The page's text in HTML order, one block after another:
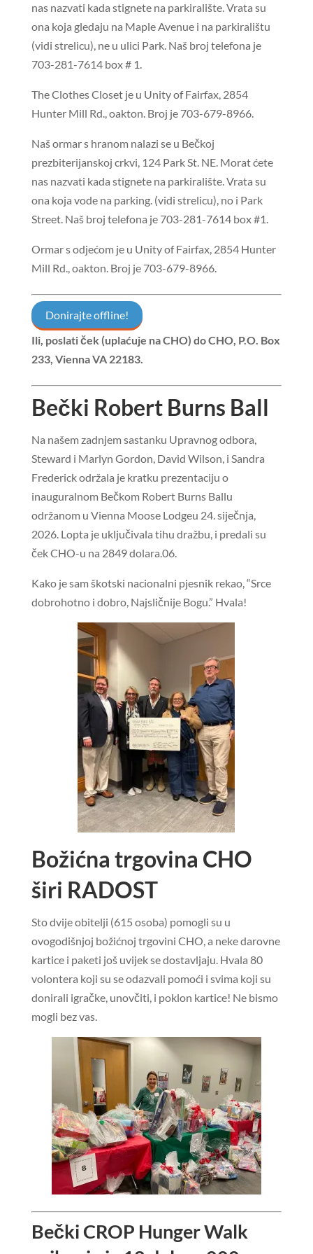
nas nazvati kada stignete na parkiralište. Vrata su
ona koja gledaju na Maple Avenue i na parkiralištu
(vidi strelicu), neu ulici Park. Naš broj telefona je
703-281-7614 box # 1.
The Clothes Closet je u Unity of Fairfax, 2854
Hunter Mill Rd., oakton. Broj je 703-679-8966.
Naš ormar s hranom nalazi se u Bečkoj
prezbiterijanskoj crkvi, 124 Park St. NE. Morat ćete
nas nazvati kada stignete na parkiralište. Vrata su
ona koja vode na parking. (vidi strelicu), no i Park
Street. Naš broj telefona je 703-281-7614 box #1.
Ormar s odjećom je u Unity of Fairfax, 2854 Hunter
Mill Rd., oakton. Broj je 703-679-8966.
Donirajte offline!
Ili, poslati ček (uplaćuje na CHO) doCHO, P.O. Box
233, Vienna VA 22183.
Bečki Robert Burns Ball
Na našem zadnjem sastanku Upravnog odbora,
Steward i Marlyn Gordon, David Wilson, i Sandra
Frederick održala je kratku prezentaciju o
inauguralnom Bečkom Robert Burns Ballu
održanom u Vienna Moose Lodgeu 24. siječnja,
2026. Lopta je uključivala tihu dražbu, i predali su
ček CHO-u na 2849 dolara.06.
Kako je sam škotski nacionalni pjesnik rekao, “Srce
dobrohotno i dobro, Najsličnije Bogu.” Hvala!
Božićna trgovina CHO
širi RADOST
Sto dvije obitelji (615 osoba) pomogli su u
ovogodišnjoj božićnoj trgovini CHO, a neke darovne
kartice i paketi još uvijek se dostavljaju. Hvala 80
volontera koji su se odazvali pomoći i svima koji su
donirali igračke, unovčiti, i poklon kartice! Ne bismo
mogli bez vas.
Bečki CROP Hunger Walk